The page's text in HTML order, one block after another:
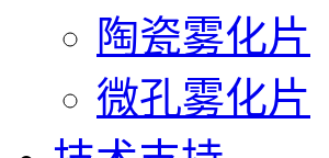
陶瓷雾化片
微孔雾化片